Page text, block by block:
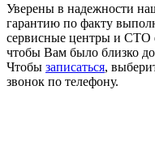
Уверены в надежности
гарантию по факту
сервисные центры и СТО
чтобы Вам было близко
Чтобы записаться,
звонок по телефону.